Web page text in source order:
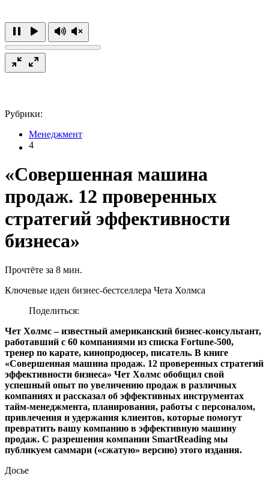
Рубрики:
Менеджмент
4
«Совершенная машина
продаж. 12 проверенных
стратегий эффективности
бизнеса»
Прочтёте за 8 мин.
Ключевые идеи бизнес-бестселлера Чета Холмса
Поделиться:
Чет Холмс – известный американский бизнес-консультант,
работавший с 60 компаниями из списка Fortune-500,
тренер по карате, кинопродюсер, писатель. В книге
«Совершенная машина продаж. 12 проверенных стратегий
эффективности бизнеса» Чет Холмс обобщил свой
успешный опыт по увеличению продаж в различных
компаниях и рассказал об эффективных инструментах
тайм-менеджмента, планирования, работы с персоналом,
привлечения и удержания клиентов, которые помогут
превратить вашу компанию в эффективную машину
продаж. С разрешения компании SmartReading мы
публикуем саммари («сжатую» версию) этого издания.
Досье